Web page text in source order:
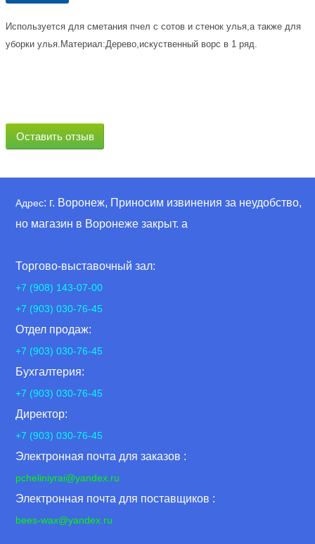
Используется для сметания пчел с сотов и стенок улья,а также для
уборки улья.Материал:Дерево,искуственный ворс в 1 ряд.
Оставить отзыв
Адрес: г. Воронеж, Приносим извинения за неудобство,
но магазин в Воронеже закрыт. а
Торгово-выставочный зал:
+7 (908) 143-07-00
+7 (903) 030-76-45
Отдел продаж:
+7 (903) 030-76-45
Бухгалтерия:
+7 (903) 030-76-45
Директор:
+7 (903) 030-76-45
Электронная почта для заказов :
pcheliniyrai@yandex.ru
Электронная почта для поставщиков :
bees-wax@yandex.ru